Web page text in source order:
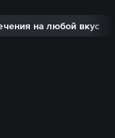
на любой вкус